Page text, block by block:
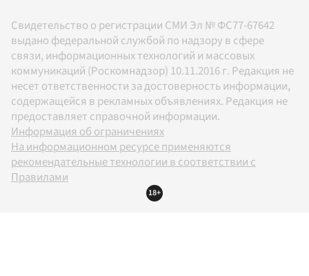
Свидетельство о регистрации СМИ Эл № ФС77-67642
выдано федеральной службой по надзору в сфере
связи, информационных технологий и массовых
коммуникаций (Роскомнадзор) 10.11.2016 г. Редакция не
несет ответственности за достоверность информации,
содержащейся в рекламных объявлениях. Редакция не
предоставляет справочной информации.
Информация об ограничениях
На информационном ресурсе применяются
рекомендательные технологии в соответствии с
Правилами
18+